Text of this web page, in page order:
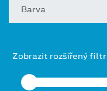
Barva
Zobrazit rozšířený filtr